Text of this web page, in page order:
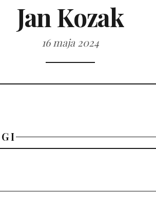
Jan Kozak
16 maja 2024